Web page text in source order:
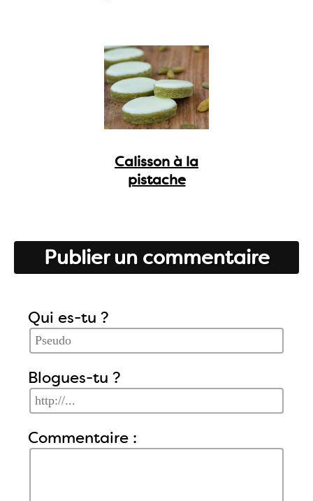
Calisson à la
pistache
Publier un commentaire
Qui es-tu ?
Blogues-tu ?
Commentaire :